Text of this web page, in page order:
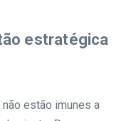
estratégica
estão imunes a